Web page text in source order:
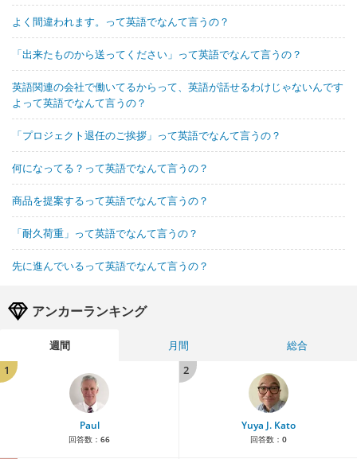
よく間違われます。って英語でなんて言うの？
「出来たものから送ってください」って英語でなんて言うの？
英語関連の会社で働いてるからって、英語が話せるわけじゃないんです
よって英語でなんて言うの？
「プロジェクト退任のご挨拶」って英語でなんて言うの？
何になってる？って英語でなんて言うの？
商品を提案するって英語でなんて言うの？
「耐久荷重」って英語でなんて言うの？
先に進んでいるって英語でなんて言うの？
アンカーランキング
週間 月間
総合
1
Paul
回答数： 66
2
Yuya J. Kato
回答数： 0